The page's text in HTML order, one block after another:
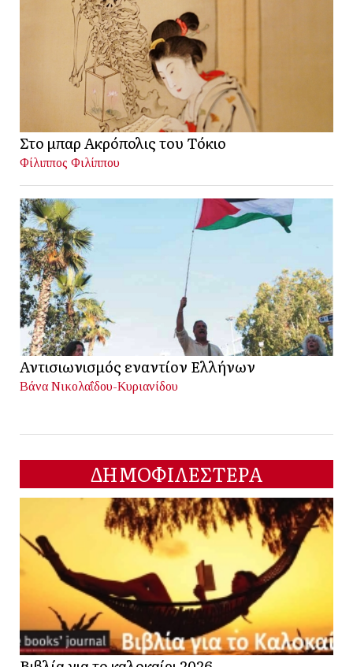
Στο μπαρ Ακρόπολις του Τόκιο
Φίλιππος Φιλίππου
Αντισιωνισμός εναντίον Ελλήνων
Βάνα Νικολαΐδου-Κυριανίδου
ΔΗΜΟΦΙΛΕΣΤΕΡΑ